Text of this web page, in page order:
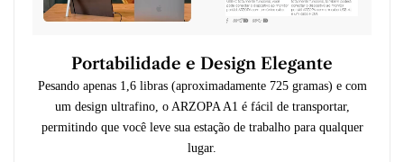
Portabilidade e Design Elegante
Pesando apenas 1,6 libras (aproximadamente 725 gramas) e com
um design ultrafino, o ARZOPA A1 é fácil de transportar,
permitindo que você leve sua estação de trabalho para qualquer
lugar.